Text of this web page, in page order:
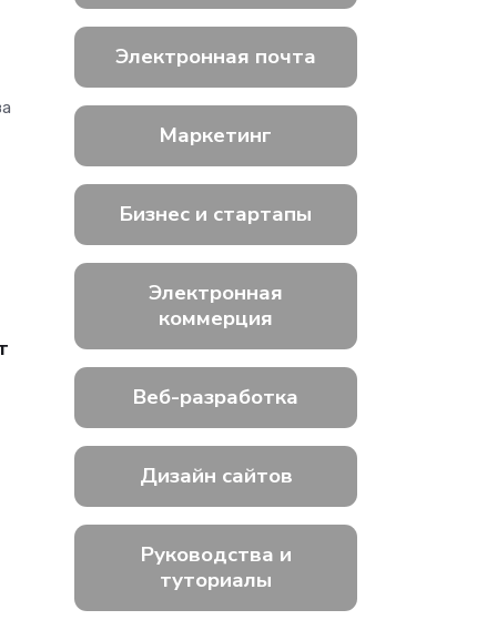
Электронная почта
Маркетинг
Бизнес и стартапы
Электронная
коммерция
Веб-разработка
Дизайн сайтов
Руководства и
туториалы